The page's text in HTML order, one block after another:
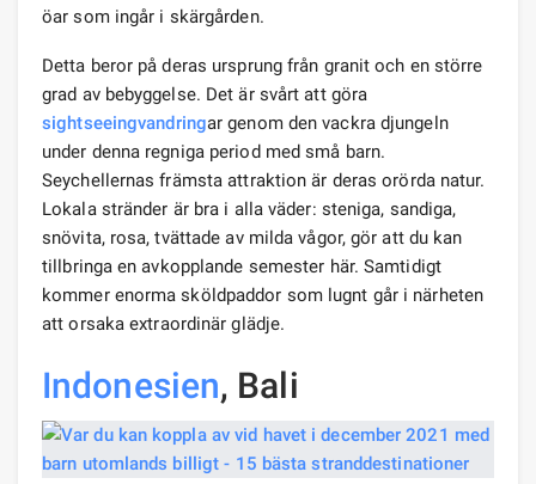
öar som ingår i skärgården.
Detta beror på deras ursprung från granit och en större
grad av bebyggelse. Det är svårt att göra
sightseeingvandringar genom den vackra djungeln
under denna regniga period med små barn.
Seychellernas främsta attraktion är deras orörda natur.
Lokala stränder är bra i alla väder: steniga, sandiga,
snövita, rosa, tvättade av milda vågor, gör att du kan
tillbringa en avkopplande semester här. Samtidigt
kommer enorma sköldpaddor som lugnt går i närheten
att orsaka extraordinär glädje.
Indonesien, Bali